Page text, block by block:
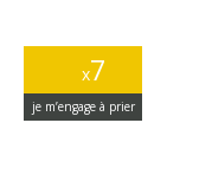
x7
je m’engage à prier